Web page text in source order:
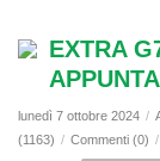
EXTRA
lunedì 7 ottobre 2024 /
(1163) / Commenti (0) /